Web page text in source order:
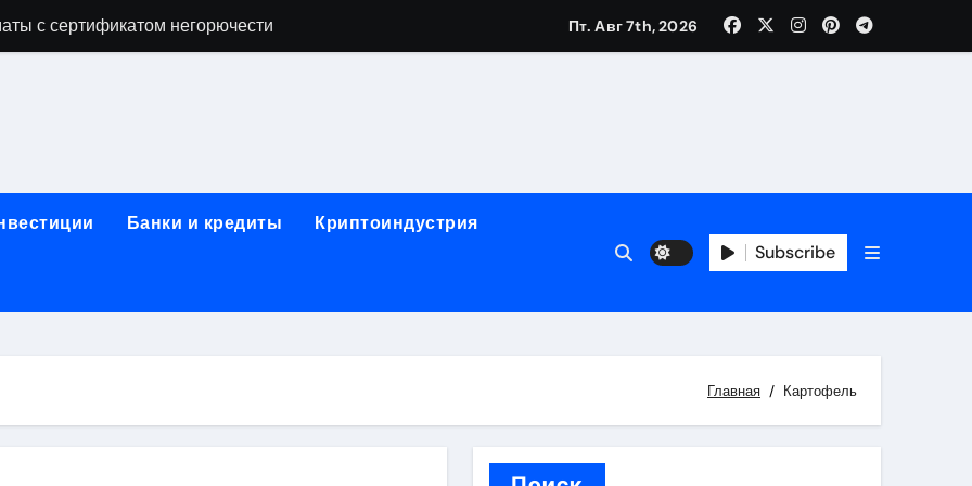
с сертификатом негорючести
и направляющих для конвейерных лент
лотков для хранения электронных компонентов
этапы строительства, проверка застройщика и сценарии оформления сделки
Пт. Авг 7th, 2026
Банки и кредиты Криптоиндустрия
Subscribe
Главная Картофель